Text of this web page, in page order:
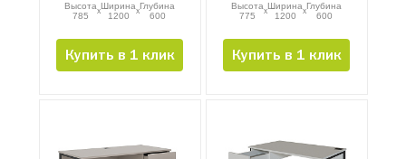
Высота
785
xШирина
1200
xГлубина
600
Купить в 1 клик
Высота
775
xШирина
1200
xГлубина
600
Купить в 1 клик